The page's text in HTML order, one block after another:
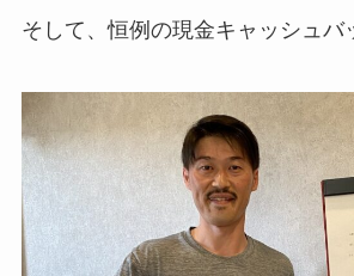
そして、恒例の現金キャッシュバ